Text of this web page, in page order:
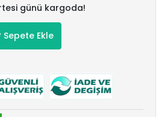
günü kargoda!
Sepete Ekle